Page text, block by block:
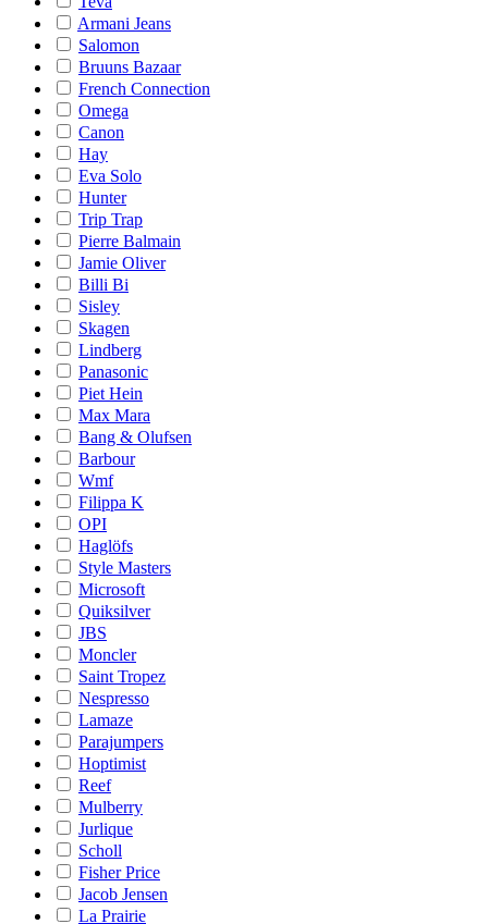
Armani Jeans
Salomon
Bruuns Bazaar
French Connection
Omega
Canon
Hay
Eva Solo
Hunter
Trip Trap
Pierre Balmain
Jamie Oliver
Billi Bi
Sisley
Skagen
Lindberg
Panasonic
Piet Hein
Max Mara
Bang & Olufsen
Barbour
Wmf
Filippa K
OPI
Haglöfs
Style Masters
Microsoft
Quiksilver
JBS
Moncler
Saint Tropez
Nespresso
Lamaze
Parajumpers
Hoptimist
Reef
Mulberry
Jurlique
Scholl
Fisher Price
Jacob Jensen
La Prairie